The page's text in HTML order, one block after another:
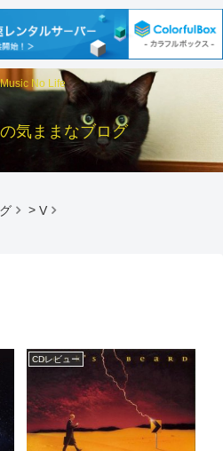
No Life
気ままなブログ
> V
CDレビュー